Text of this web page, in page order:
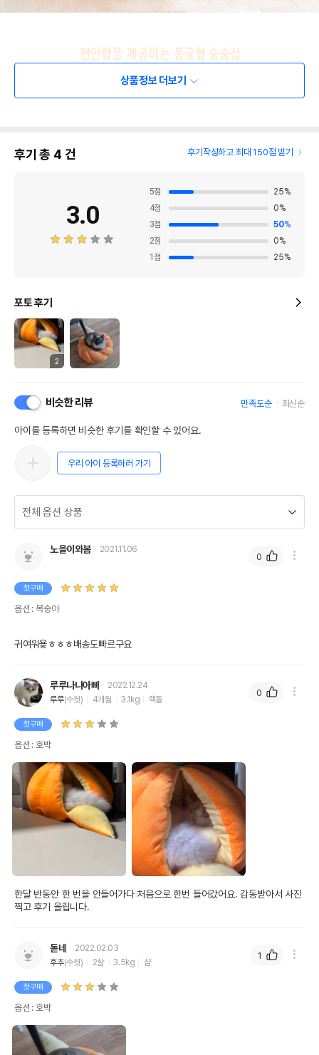
상품정보 더보기
후기 총 4 건 후기작성하고 최대 150점 받기
3.0
5점 25%
4점 0%
3점 50%
2점 0%
1 점 25%
포토 후기
2
비슷한 리뷰 만족도순 최신순
아이를 등록하면 비슷한 후기를 확인할 수 있어요.
우리 아이 등록하러 가기
노을이와봄 2021.11.06
첫구매
옵션 : 복숭아
귀여워욯ㅎㅎㅎ배송도빠르구요
0
루루나나아빠
2022.12.24
루루(수컷) 4개월 3.1kg 랙돌
첫구매
옵션 : 호박
한달 반동안 한 번을 안들어가다 처음으로 한번 들어갔어요. 감동받아서 사진
찍고 후기 올립니다.
0
돋네
2022.02.03
후추(수컷) 2살 3.5kg 샴
첫구매
옵션 : 호박
1